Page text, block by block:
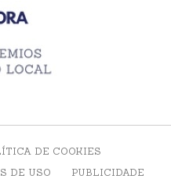
DE COOKIES
DE USO
PUBLICIDADE